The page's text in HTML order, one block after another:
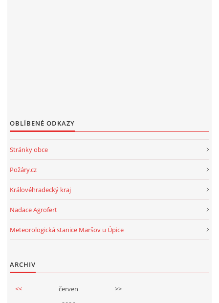
OBLÍBENÉ ODKAZY
Stránky obce
Požáry.cz
Královéhradecký kraj
Nadace Agrofert
Meteorologická stanice Maršov u Úpice
ARCHIV
<< červen
>>